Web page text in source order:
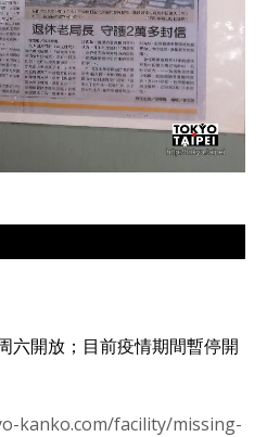
六開放；目前疫情期間暫停開
kanko.com/facility/missing-